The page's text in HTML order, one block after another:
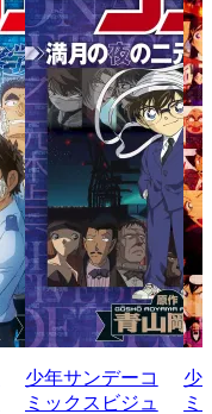
少年サンデーコ
ミックスビジュ
少
ミ